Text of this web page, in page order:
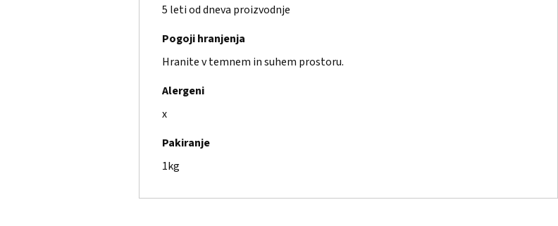
5 leti od dneva proizvodnje
Pogoji hranjenja
Hranite v temnem in suhem prostoru.
Alergeni
x
Pakiranje
1kg